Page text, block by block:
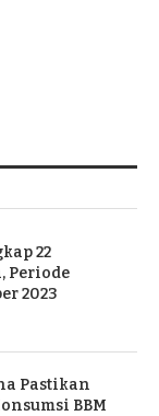
22
Periode
2023
Pastikan
BBM